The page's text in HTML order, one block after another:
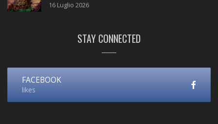
16 Luglio 2026
STAY CONNECTED
FACEBOOK
likes